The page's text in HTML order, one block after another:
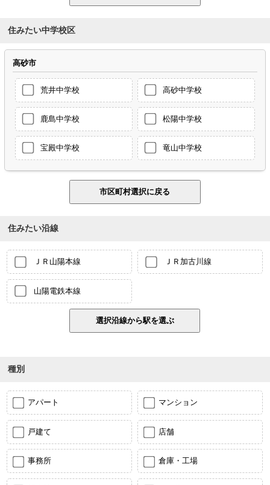
住みたい中学校区
高砂市
荒井中学校 高砂中学校
鹿島中学校 松陽中学校
宝殿中学校 竜山中学校
住みたい沿線
ＪＲ山陽本線 ＪＲ加古川線
山陽電鉄本線
種別
アパート マンション
戸建て 店舗
事務所 倉庫・工場